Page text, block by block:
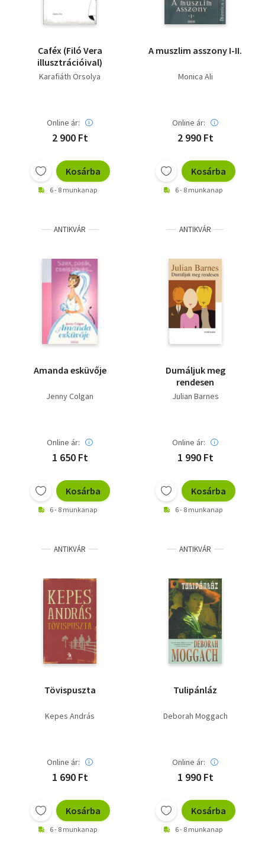
Caféx (Filó Vera
illusztrációival)
Karafiáth Orsolya
Online ár:
2 900 Ft
Kosárba
6 - 8 munkanap
A muszlim asszony I-II.
Monica Ali
Online ár:
2 990 Ft
Kosárba
6 - 8 munkanap
ANTIKVÁR
Amanda esküvője
Jenny Colgan
Online ár:
1 650 Ft
Kosárba
6 - 8 munkanap
ANTIKVÁR
Dumáljuk meg
rendesen
Julian Barnes
Online ár:
1 990 Ft
Kosárba
6 - 8 munkanap
ANTIKVÁR
Tövispuszta
Kepes András
Online ár:
1 690 Ft
Kosárba
6 - 8 munkanap
ANTIKVÁR
Tulipánláz
Deborah Moggach
Online ár:
1 990 Ft
Kosárba
6 - 8 munkanap